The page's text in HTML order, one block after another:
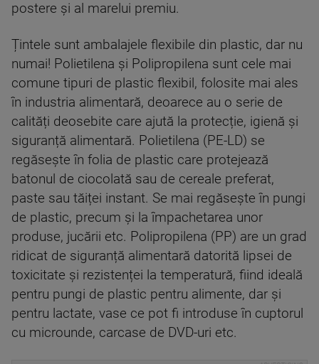
postere și al marelui premiu.
Țintele sunt ambalajele flexibile din plastic, dar nu
numai! Polietilena și Polipropilena sunt cele mai
comune tipuri de plastic flexibil, folosite mai ales
în industria alimentară, deoarece au o serie de
calități deosebite care ajută la protecție, igienă și
siguranță alimentară. Polietilena (PE-LD) se
regăsește în folia de plastic care protejează
batonul de ciocolată sau de cereale preferat,
paste sau tăiței instant. Se mai regăsește în pungi
de plastic, precum și la împachetarea unor
produse, jucării etc. Polipropilena (PP) are un grad
ridicat de siguranță alimentară datorită lipsei de
toxicitate și rezistenței la temperatură, fiind ideală
pentru pungi de plastic pentru alimente, dar și
pentru lactate, vase ce pot fi introduse în cuptorul
cu microunde, carcase de DVD-uri etc.